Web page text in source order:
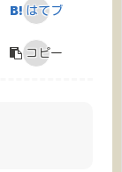
はてブ
コピー